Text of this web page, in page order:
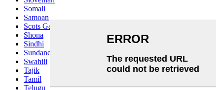
Somali
Samoan
Scots Gaelic
Shona
Sindhi
Sundanese
Swahili
Tajik
Tamil
Telugu